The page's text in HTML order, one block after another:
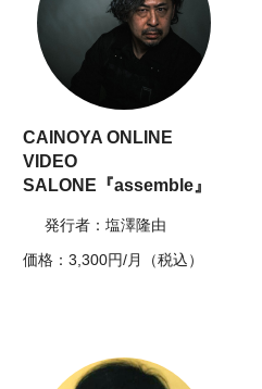
CAINOYA ONLINE
VIDEO
SALONE『assemble』
発行者：塩澤隆由
価格：3,300円/月（税込）